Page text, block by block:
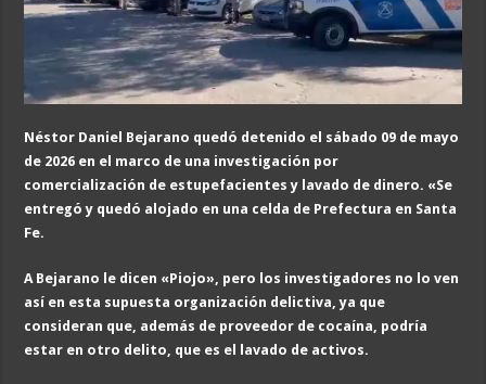
Néstor Daniel Bejarano quedó detenido el sábado 09 de mayo
de 2026 en el marco de una investigación por
comercialización de estupefacientes y lavado de dinero. «Se
entregó y quedó alojado en una celda de Prefectura en Santa
Fe.
A Bejarano le dicen «Piojo», pero los investigadores no lo ven
así en esta supuesta organización delictiva, ya que
consideran que, además de proveedor de cocaína, podría
estar en otro delito, que es el lavado de activos.